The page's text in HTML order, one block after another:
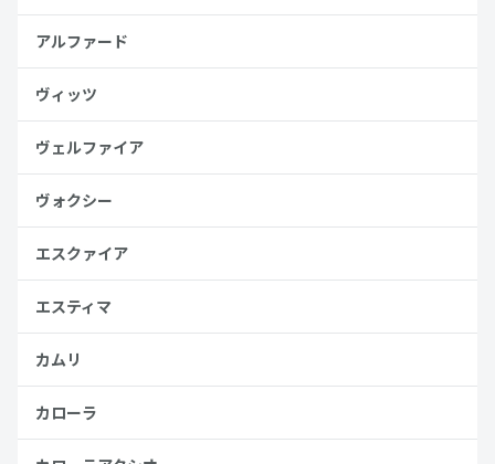
アルファード
ヴィッツ
ヴェルファイア
ヴォクシー
エスクァイア
エスティマ
カムリ
カローラ